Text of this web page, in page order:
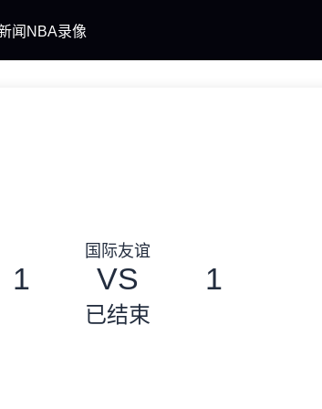
闻 NBA录像
国际友谊
1 VS 1
已结束